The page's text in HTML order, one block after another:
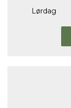
Lørdag